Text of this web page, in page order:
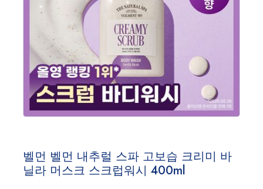
벨먼 벨먼 내추럴 스파 고보습 크리미 바
닐라 머스크 스크럽워시 400ml